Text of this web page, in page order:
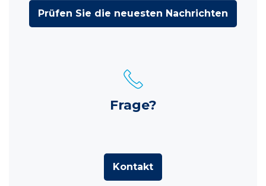
Prüfen Sie die neuesten Nachrichten
Frage?
Kontakt